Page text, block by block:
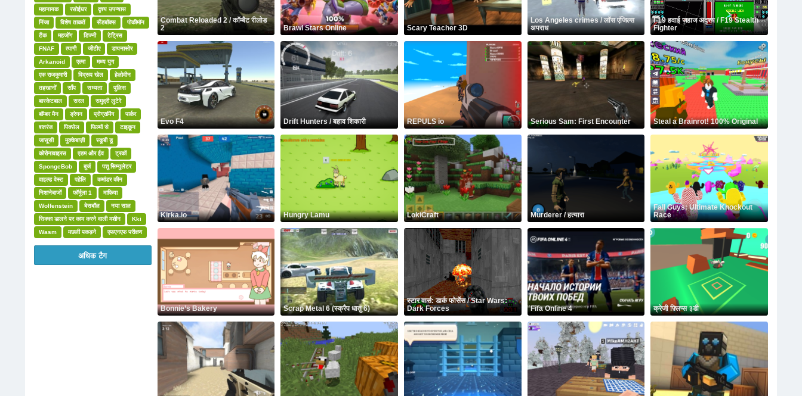
महानायक
रसोईघर
दृश्य उपन्यास
निंजा
विशेष ताकतें सैंडबॉक्स
पोकीमॉन
टैंक
महजोंग डिज्नी
टेट्रिस
FNAF
त्यागी जीटीए
डायनासोर
Arkanoid
एल्मा
मध्य युग
एक राजकुमारी
विद्रूप खेल
हेलोवीन
तहखानों
साँप सभ्यता
पुलिस
बास्केटबाल
सरल
समुद्री लुटेरे
बॉम्बर मैन
ड्रेगन प्रोग्रामिंग
पार्कर
शतरंज
पिक्सेल फिल्मों से
टाइकून
जासूसी
मुक्केबाज़ी
स्कूबी डू
कोरोनावाइरस
एडम और ईव
ट्रकों
SpongeBob
बुर्ज
पशु सिम्युलेटर
वाइल्ड वेस्ट
पहेलि
कमांडर कीन
निशानेबाजों
फॉर्मूला 1
माफिया
Wolfenstein
बेसबॉल
नया साल
सिक्का डालने पर काम करने वाली मशीन
Kki
Wasm
मछली पकड़ने एफएनएफ परीक्षण
अधिक टैग
Combat Reloaded 2 / कॉम्बैट रीलोड
2
Brawl Stars Online Scary Teacher 3D
Los Angeles crimes / लॉस एंजिल्स
अपराध
F19 हवाई जहाज अदृश्य / F19 Stealth
Fighter
Evo F4 Drift Hunters / बहाव शिकारी REPULS io Serious Sam: First Encounter Steal a Brainrot! 100% Original
Kirka.io Hungry Lamu LokiCraft Murderer / हत्यारा
Fall Guys: Ultimate Knockout
Race
Bonnie’s Bakery Scrap Metal 6 (स्क्रैप धातु 6)
स्टार वार्स: डार्क फोर्सेस / Star Wars:
Dark Forces
Fifa Online 4 क्रेजी फ़्लिप्स ३डी